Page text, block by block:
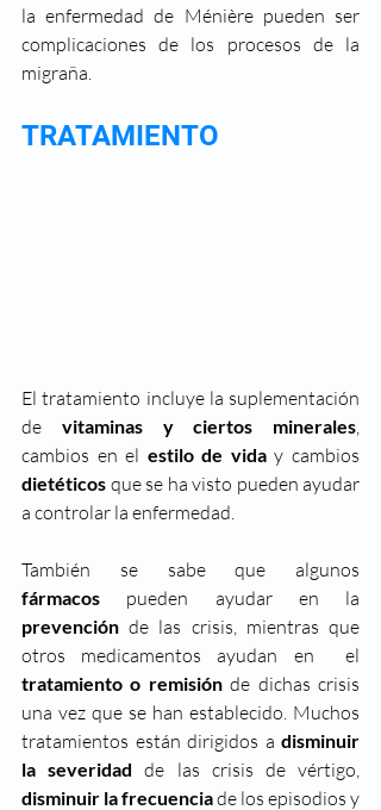
la enfermedad de Ménière pueden ser
complicaciones de los procesos de la
migraña.
TRATAMIENTO
El tratamiento incluye la suplementación
de vitaminas y ciertos minerales
cambios en el estilo de vida
dietéticos que se ha visto pueden ayudar
a controlar la enfermedad.
fármacos
prevención de las crisis, mientras que
tratamiento o remisión de dichas crisis
una vez que se han establecido. Muchos
tratamientos están dirigidos a disminuir
la severidad
disminuir la frecuencia